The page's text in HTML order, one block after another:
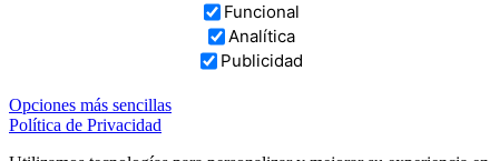
Funcional
Analítica
Publicidad
Opciones más sencillas
Política de Privacidad